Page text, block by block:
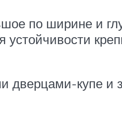
по ширине и
дверцами-купе